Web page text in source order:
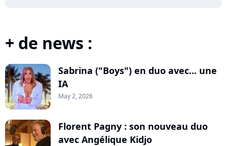
+ de news :
Sabrina ("Boys") en duo avec... une
IA
May 2, 2026
Florent Pagny : son nouveau duo
avec Angélique Kidjo